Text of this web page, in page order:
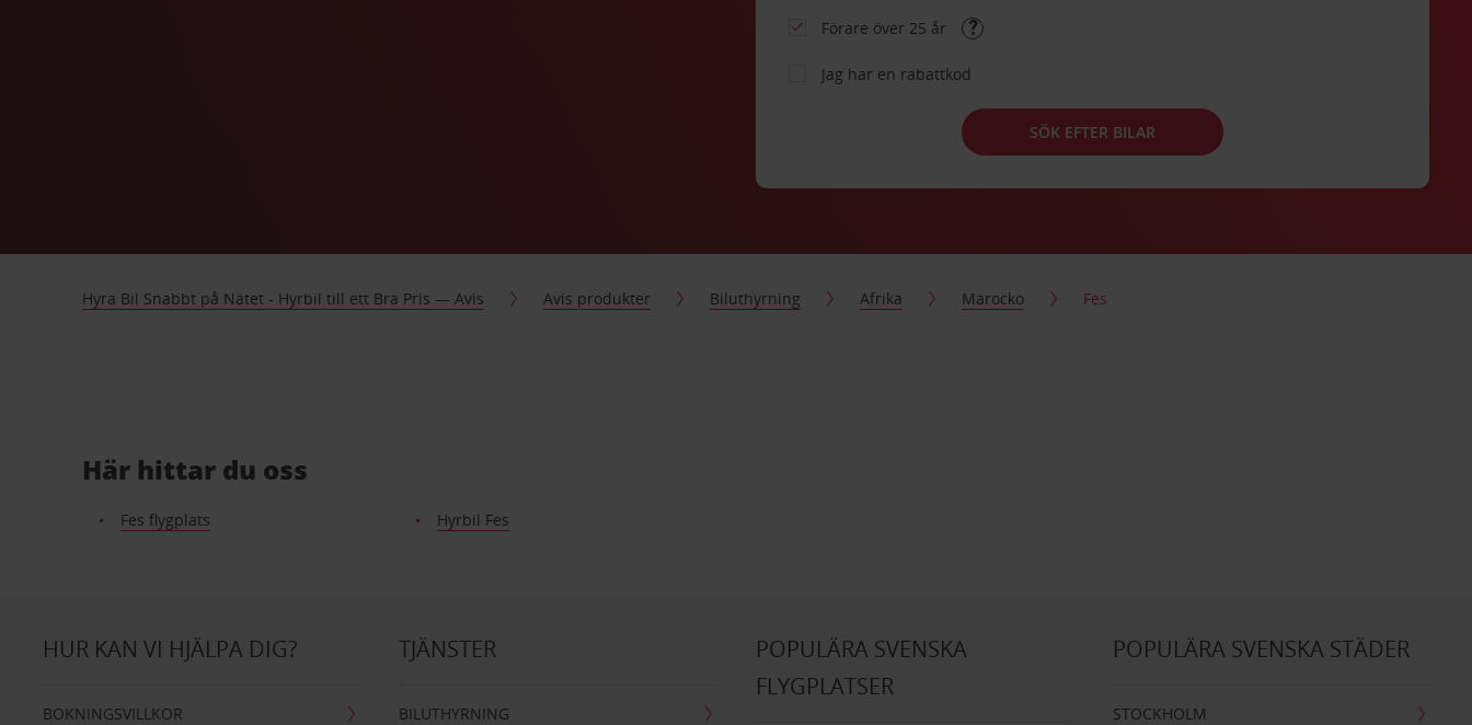
Förare över 25 år
Jag har en rabattkod
SÖK EFTER BILAR
Hyra Bil Snabbt på Nätet - Hyrbil till ett Bra Pris — Avis Avis produkter Biluthyrning Afrika Marocko Fes
Här hittar du oss
Fes flygplats Hyrbil Fes
HUR KAN VI HJÄLPA DIG?
BOKNINGSVILLKOR
TJÄNSTER
BILUTHYRNING
POPULÄRA SVENSKA
FLYGPLATSER
POPULÄRA SVENSKA STÄDER
STOCKHOLM